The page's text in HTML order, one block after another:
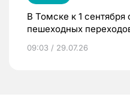
В Томске к 1 сентября
пешеходных
09:03 / 29.07.26